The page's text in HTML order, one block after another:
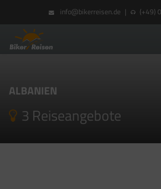
info@bikerreisen.de | (+49)
ALBANIEN
3 Reiseangebote